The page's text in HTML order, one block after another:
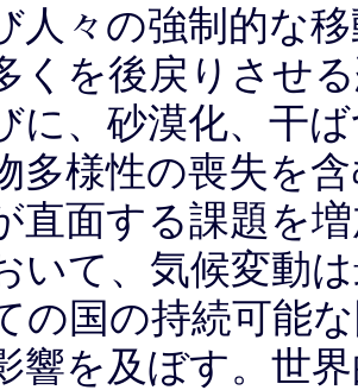
人々の強制的な
くを後戻りさせ
に、砂漠化、干
多様性の喪失を
直面する課題を
いて、気候変動
の国の持続可能
響を及ぼす。世